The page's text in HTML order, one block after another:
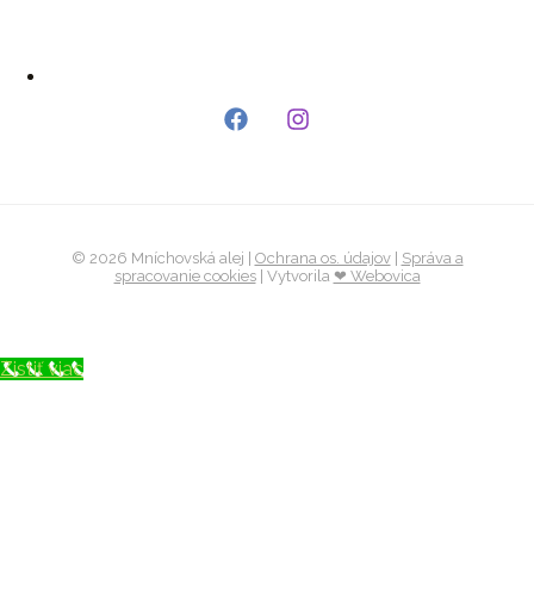
© 2026 Mníchovská alej | Ochrana os. údajov| Správa a
spracovanie cookies| Vytvorila ❤ Webovica
Zistiť viac